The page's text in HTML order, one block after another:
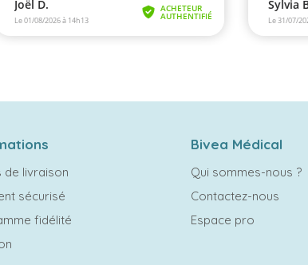
de livraison
sécurisé
fidélité
Bivea Médical
Qui sommes-nous ?
Contactez-nous
Espace pro